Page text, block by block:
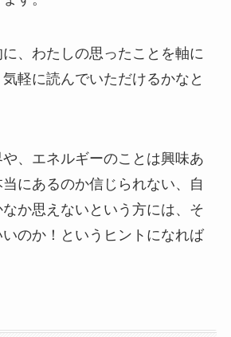
、わたしの思ったことを軸に
軽に読んでいただけるかなと
、エネルギーのことは興味あ
にあるのか信じられない、自
か思えないという方には、そ
のか！というヒントになれば